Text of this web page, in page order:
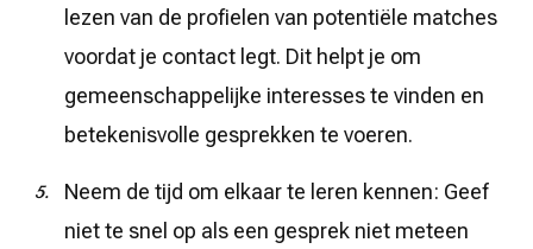
lezen van de profielen van potentiële matches
voordat je contact legt. Dit helpt je om
gemeenschappelijke interesses te vinden en
betekenisvolle gesprekken te voeren.
Neem de tijd om elkaar te leren kennen: Geef
niet te snel op als een gesprek niet meteen